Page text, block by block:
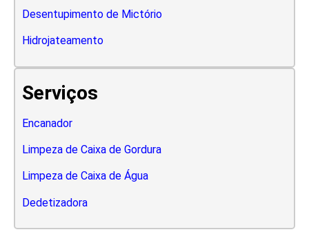
Desentupimento de Mictório
Hidrojateamento
Serviços
Encanador
Limpeza de Caixa de Gordura
Limpeza de Caixa de Água
Dedetizadora